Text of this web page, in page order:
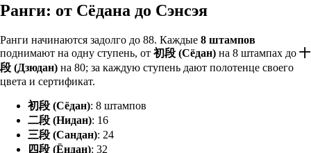
Ранги: от Сёдана до Сэнсэя
Ранги начинаются задолго до 88. Каждые 8 штампов
поднимают на одну ступень, от 初段 (Сёдан) на 8 штампах до 十
段 (Дзюдан) на 80; за каждую ступень дают полотенце своего
цвета и сертификат.
初段 (Сёдан): 8 штампов
二段 (Нидан): 16
三段 (Сандан): 24
四段 (Ёндан): 32